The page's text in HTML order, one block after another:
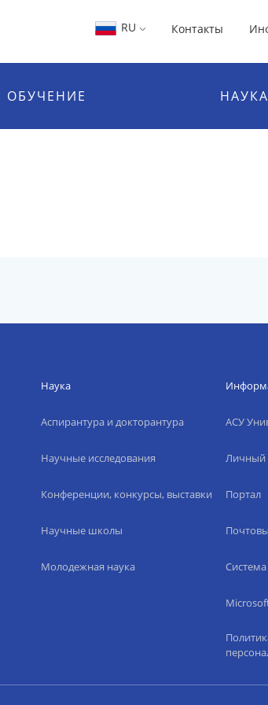
RU Контакты
ОБУЧЕНИЕ НАУКА
Наука
Аспирантура и докторантура
Научные исследования
Конференции, конкурсы, выставки
Научные школы
Молодежная наука
АСУ
Личный
Портал